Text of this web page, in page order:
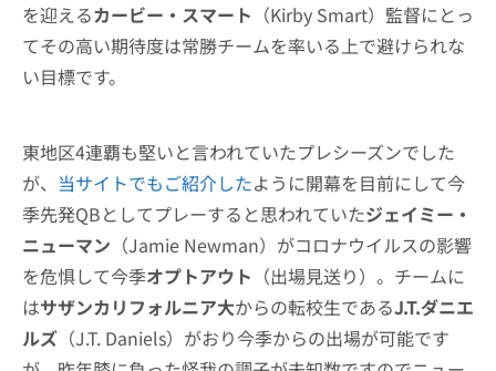
を迎えるカービー・スマート （Kirby Smart）監督にとっ
てその高い期待度は常勝チームを率いる上で避けられな
い目標です。
東地区4連覇も堅いと言われていたプレシーズンでした
が、 当サイトでもご紹介したように開幕を目前にして今
季先発QBとしてプレーすると思われていたジェイミー・
ニューマン （Jamie Newman）がコロナウイルスの影響
を危惧して今季オプトアウト （出場見送り）。チームに
はサザンカリフォルニア大からの転校生であるJ.T.ダニエ
ルズ （J.T. Daniels）がおり今季からの出場が可能です